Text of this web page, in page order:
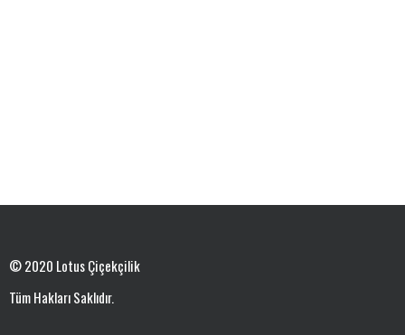
© 2020 Lotus Çiçekçilik
Tüm Hakları Saklıdır.